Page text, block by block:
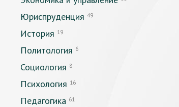
Юриспруденция 49
История 19
Политология 6
Социология 8
Психология 16
Педагогика 61